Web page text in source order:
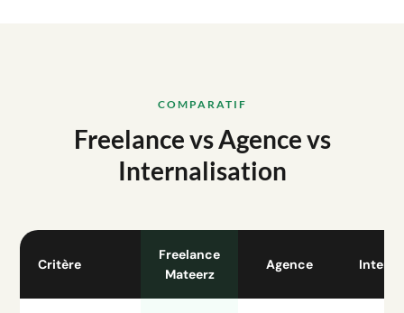
COMPARATIF
Freelance vs Agence vs
Internalisation
Critère
Freelance
Mateerz
Agence